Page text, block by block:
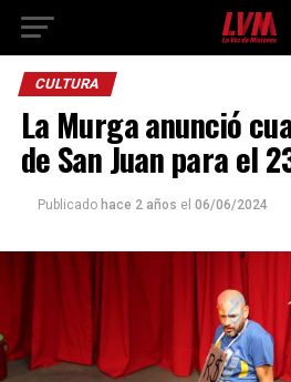
CULTURA
La Murga anunció
de San Juan para el
Publicado hace 2 años el 06/06/2024